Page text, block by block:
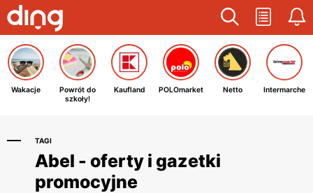
Wakacje
Powrót do
szkoły!
Kaufland POLOmarket Netto Intermarche
TAGI
Abel - oferty i gazetki
promocyjne